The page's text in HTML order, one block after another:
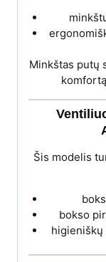
Minkštas putų
Šis modelis
bokso